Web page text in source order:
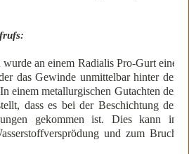
an einem Radialis Pro-Gurt eine
das Gewinde unmittelbar hinter der
einem metallurgischen Gutachten der
dass es bei der Beschichtung der
gekommen ist. Dies kann in
und zum Bruch